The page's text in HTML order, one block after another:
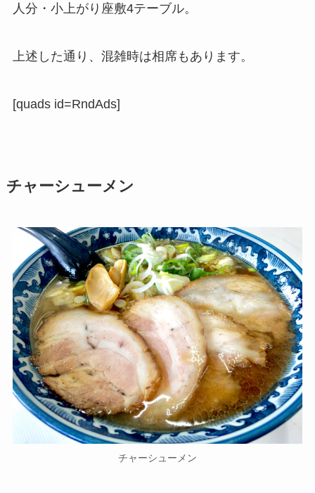
人分・小上がり座敷4テーブル。
上述した通り、混雑時は相席もあります。
[quads id=RndAds]
チャーシューメン
チャーシューメン